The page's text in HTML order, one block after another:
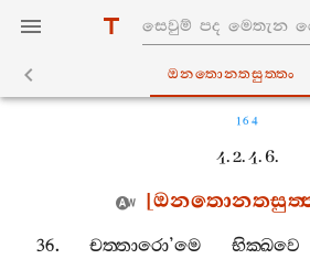
ඔනතොනතසුත‍්තං
164
4. 2. 4. 6.
[
36. චත‍්තාරො’මෙ භික‍්ඛවෙ